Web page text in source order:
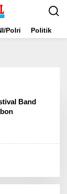
Polri Politik
Band